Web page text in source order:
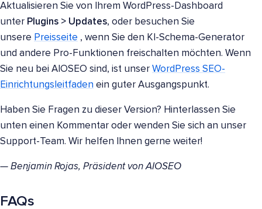
Aktualisieren Sie von Ihrem WordPress-Dashboard
unter Plugins > Updates, oder besuchen Sie
unsere Preisseite , wenn Sie den KI-Schema-Generator
und andere Pro-Funktionen freischalten möchten. Wenn
Sie neu bei AIOSEO sind, ist unser WordPress SEO-
Einrichtungsleitfaden ein guter Ausgangspunkt.
Haben Sie Fragen zu dieser Version? Hinterlassen Sie
unten einen Kommentar oder wenden Sie sich an unser
Support-Team. Wir helfen Ihnen gerne weiter!
— Benjamin Rojas, Präsident von AIOSEO
FAQs